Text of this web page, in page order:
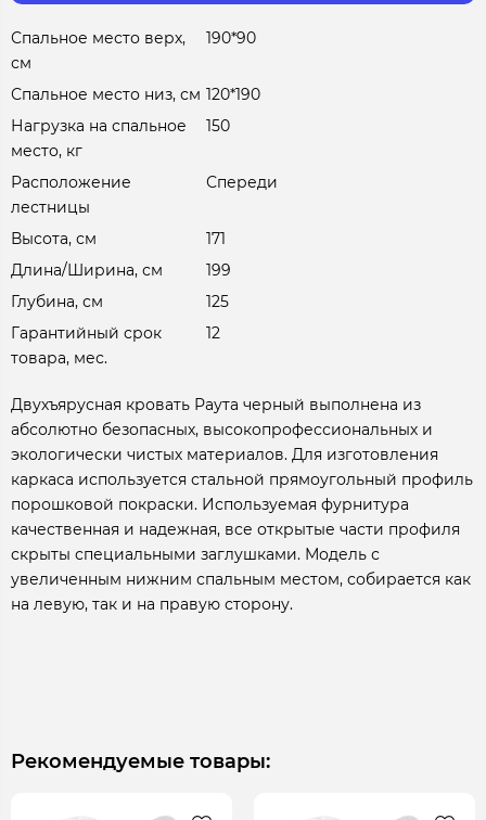
Спальное место верх,
см
190*90
Спальное место низ, см 120*190
Нагрузка на спальное
место, кг
150
Расположение
лестницы
Спереди
Высота, см
171
Длина/Ширина, см
199
Глубина, см
125
Гарантийный срок
товара, мес.
12
Двухъярусная кровать Раута черный выполнена из
абсолютно безопасных, высокопрофессиональных и
экологически чистых материалов. Для изготовления
каркаса используется стальной прямоугольный профиль
порошковой покраски. Используемая фурнитура
качественная и надежная, все открытые части профиля
скрыты специальными заглушками. Модель с
увеличенным нижним спальным местом, собирается как
на левую, так и на правую сторону.
Рекомендуемые товары: